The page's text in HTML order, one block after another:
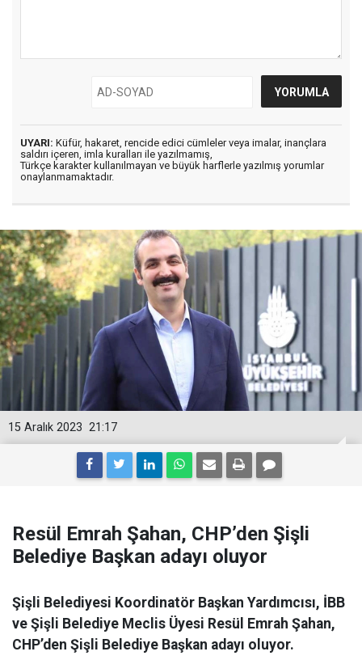
UYARI: Küfür, hakaret, rencide edici cümleler veya imalar, inançlara
saldırı içeren, imla kuralları ile yazılmamış,
Türkçe karakter kullanılmayan ve büyük harflerle yazılmış yorumlar
onaylanmamaktadır.
21:17
15 Aralık 2023
Resül Emrah Şahan, CHP’den Şişli
Belediye Başkan adayı oluyor
Şişli Belediyesi Koordinatör Başkan Yardımcısı, İBB
ve Şişli Belediye Meclis Üyesi Resül Emrah Şahan,
CHP’den Şişli Belediye Başkan adayı oluyor.